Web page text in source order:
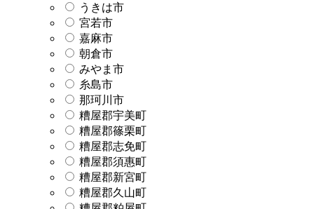
うきは市
宮若市
嘉麻市
朝倉市
みやま市
糸島市
那珂川市
糟屋郡宇美町
糟屋郡篠栗町
糟屋郡志免町
糟屋郡須惠町
糟屋郡新宮町
糟屋郡久山町